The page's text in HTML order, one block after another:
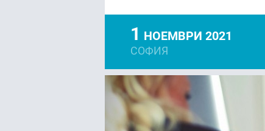
1 НОЕМВРИ 2021
СОФИЯ
FACEBOOK